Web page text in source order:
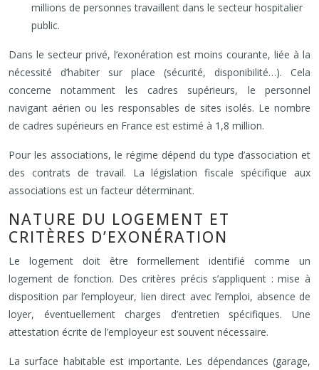
millions de personnes travaillent dans le secteur hospitalier
public.
Dans le secteur privé, l’exonération est moins courante, liée à la
nécessité d’habiter sur place (sécurité, disponibilité…). Cela
concerne notamment les cadres supérieurs, le personnel
navigant aérien ou les responsables de sites isolés. Le nombre
de cadres supérieurs en France est estimé à 1,8 million.
Pour les associations, le régime dépend du type d’association et
des contrats de travail. La législation fiscale spécifique aux
associations est un facteur déterminant.
NATURE DU LOGEMENT ET
CRITÈRES D’EXONÉRATION
Le logement doit être formellement identifié comme un
logement de fonction. Des critères précis s’appliquent : mise à
disposition par l’employeur, lien direct avec l’emploi, absence de
loyer, éventuellement charges d’entretien spécifiques. Une
attestation écrite de l’employeur est souvent nécessaire.
La surface habitable est importante. Les dépendances (garage,